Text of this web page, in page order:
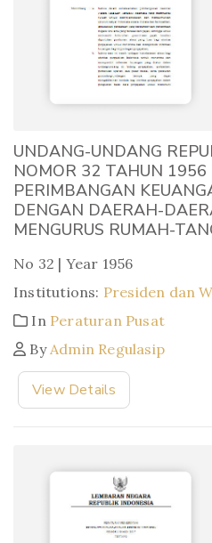
UNDANG-UNDANG
NOMOR 32 TAHUN 1956
PERIMBANGAN
DENGAN DAERAH-
MENGURUS RUMAH-
No 32 | Year 1956
Institutions: Presiden dan
In Peraturan Pusat
ByAdmin Regulasip
View Details